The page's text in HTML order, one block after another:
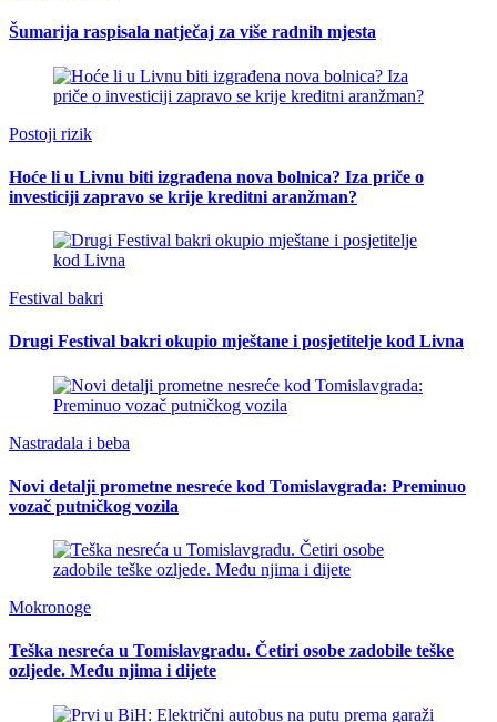
Šumarija raspisala natječaj za više radnih mjesta
Postoji rizik
Hoće li u Livnu biti izgrađena nova bolnica? Iza priče o
investiciji zapravo se krije kreditni aranžman?
Festival bakri
Drugi Festival bakri okupio mještane i posjetitelje kod Livna
Nastradala i beba
Novi detalji prometne nesreće kod Tomislavgrada: Preminuo
vozač putničkog vozila
Mokronoge
Teška nesreća u Tomislavgradu. Četiri osobe zadobile teške
ozljede. Među njima i dijete